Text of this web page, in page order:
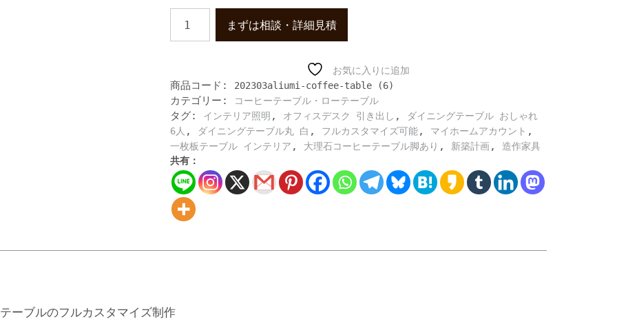
ジ
リ
ー
な
大
理
石
ロ
ー
テ
ー
ル
まずは相談・詳細見積
お気に入りに追加
商品コード: 202303aliumi-coffee-table (6)
カテゴリー: コーヒーテーブル・ローテーブル
タグ: インテリア照明 , オフィスデスク 引き出し ,
ダイニングテーブル おしゃれ
6人 , ダイニングテーブル丸 白 , フルカスタマイズ可能, マイホームアカウント ,
一枚板テーブル インテリア , 大理石コーヒーテーブル脚あり , 新築計画, 造作家具
共有：